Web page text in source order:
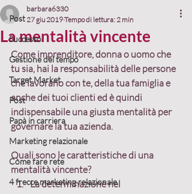
Post
Successo
Gestione del tempo
Target Market
Post
Papà in carriera
Marketing relazionale
Come fare rete
4 frecce marketing relazionale
La mentalità vincente
barbara6330
27 giu 2019Tempo di lettura: 2 min
Come imprenditore, donna o uomo che
tu sia, hai la responsabilità delle persone
che lavorano con te, della tua famiglia e
anche dei tuoi clienti ed è quindi
indispensabile una giusta mentalità per
governare la tua azienda.
Quali sono le caratteristiche di una
mentalità vincente?
La determinazione nel